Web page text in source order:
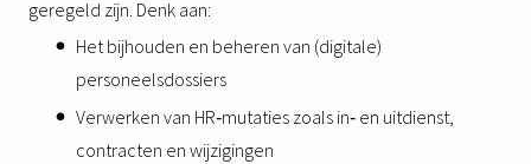
geregeld zijn. Denk aan:
Het bijhouden en beheren van (digitale)
personeelsdossiers
Verwerken van HR‑mutaties zoals in‑ en uitdienst,
contracten en wijzigingen